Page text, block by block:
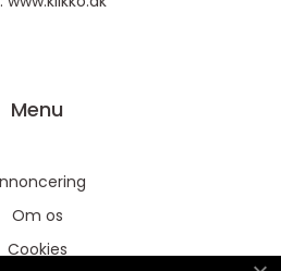
Menu
Om os
Cookies